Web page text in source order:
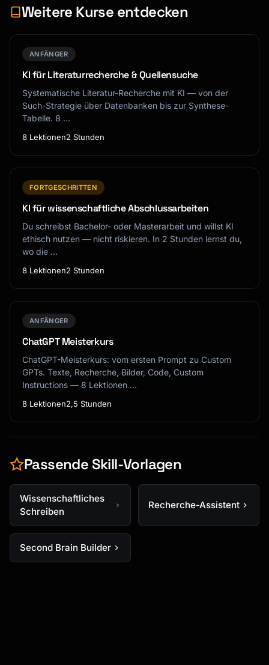
Weitere Kurse entdecken
ANFÄNGER
KI für Literaturrecherche & Quellensuche
Systematische Literatur-Recherche mit KI — von der
Such-Strategie über Datenbanken bis zur Synthese-
Tabelle. 8 …
8 Lektionen2 Stunden
FORTGESCHRITTEN
KI für wissenschaftliche Abschlussarbeiten
Du schreibst Bachelor- oder Masterarbeit und willst KI
ethisch nutzen — nicht riskieren. In 2 Stunden lernst du,
wo die …
8 Lektionen2 Stunden
ANFÄNGER
ChatGPT Meisterkurs
ChatGPT-Meisterkurs: vom ersten Prompt zu Custom
GPTs. Texte, Recherche, Bilder, Code, Custom
Instructions — 8 Lektionen …
8 Lektionen2,5 Stunden
Passende Skill-Vorlagen
Wissenschaftliches
Schreiben
Recherche-Assistent
Second Brain Builder